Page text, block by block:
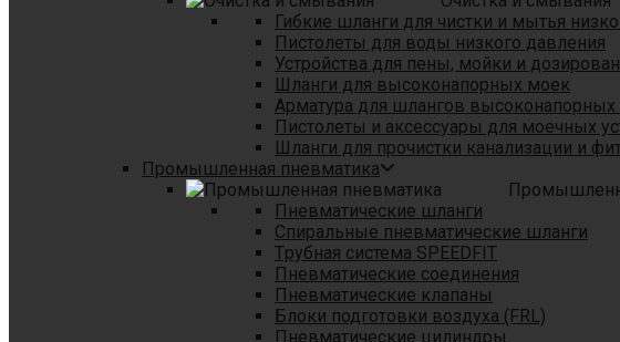
Гибкие шланги для чистки и мытья
Пистолеты для воды низкого давления
Устройства для пены, мойки и
Шланги для высоконапорных моек
Арматура для шлангов
Пистолеты и аксессуары для моечных
Шланги для прочистки канализации и
Промышленная пневматика
Пневматические шланги
Спиральные пневматические шланги
Tрубная система SPEEDFIT
Пневматические соединения
Пневматические клапаны
Блоки подготовки воздуха (FRL)
Пневматические цилиндры